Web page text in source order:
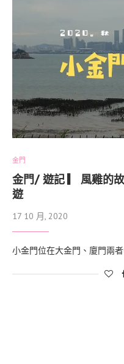
金門
金門/ 遊記 ▎ 風雞的
遊
17 10 月, 2020
小金門位在大金門、廈門兩